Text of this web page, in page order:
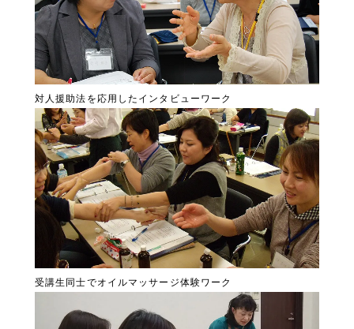
対人援助法を応用したインタビューワーク
受講生同士でオイルマッサージ体験ワーク